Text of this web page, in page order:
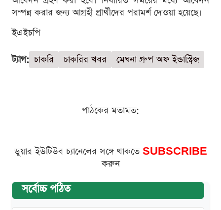
সম্পন্ন করার জন্য আগ্রহী প্রার্থীদের পরামর্শ দেওয়া হয়েছে।
ইএইচপি
ট্যাগ: চাকরি চাকরির খবর মেঘনা গ্রুপ অফ ইন্ডাস্ট্রিজ
পাঠকের মতামত:
ডুয়ার ইউটিউব চ্যানেলের সঙ্গে থাকতে SUBSCRIBE
করুন
সর্বোচ্চ পঠিত